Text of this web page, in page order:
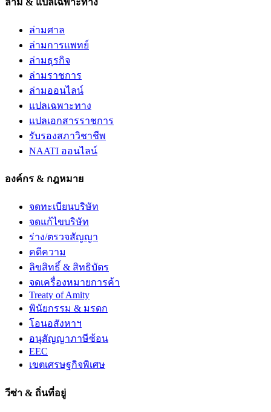
ล่ามศาล
ล่ามการแพทย์
ล่ามธุรกิจ
ล่ามราชการ
ล่ามออนไลน์
แปลเฉพาะทาง
แปลเอกสารราชการ
รับรองสภาวิชาชีพ
NAATI ออนไลน์
องค์กร & กฎหมาย
จดทะเบียนบริษัท
จดแก้ไขบริษัท
ร่าง/ตรวจสัญญา
คดีความ
ลิขสิทธิ์ & สิทธิบัตร
จดเครื่องหมายการค้า
Treaty of Amity
พินัยกรรม & มรดก
โอนอสังหาฯ
อนุสัญญาภาษีซ้อน
EEC
เขตเศรษฐกิจพิเศษ
วีซ่า & ถิ่นที่อยู่